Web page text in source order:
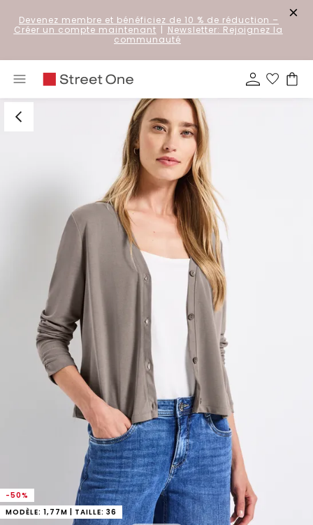
Devenez membre et bénéficiez de 10 % de réduction –
Créer un compte maintenant | Newsletter: Rejoignez la
communauté
-50%
MODÈLE: 1,77M | TAILLE: 36